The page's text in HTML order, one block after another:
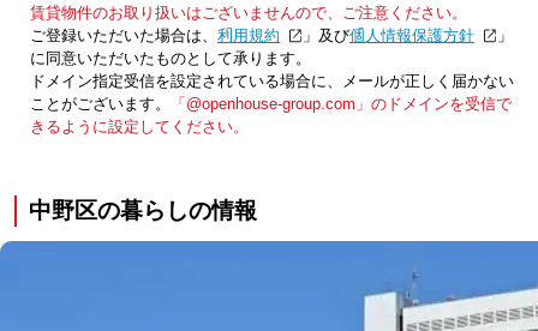
賃貸物件のお取り扱いはございませんので、ご注意ください。
ご登録いただいた場合は、「利用規約 」及び「個人情報保護方針
」
に同意いただいたものとして承ります。
ドメイン指定受信を設定されている場合に、メールが正しく届かない
ことがございます。
「@openhouse-group.com」のドメインを受信で
きるように設定してください。
中野区の暮らしの情報